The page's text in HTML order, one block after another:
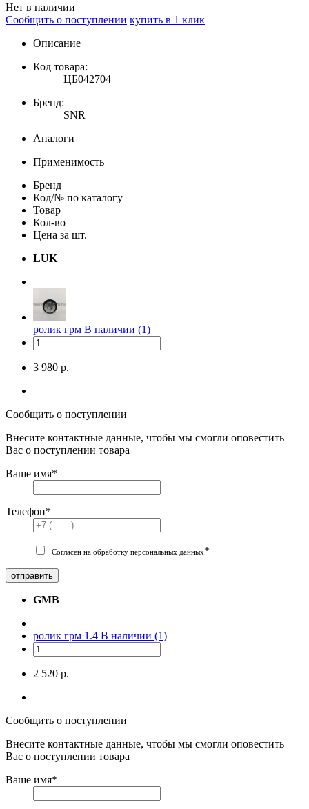
Нет в наличии
Сообщить о поступлении купить в 1 клик
Описание
Код товара:
ЦБ042704
Бренд:
SNR
Аналоги
Применимость
Бренд
Код/№ по каталогу
Товар
Кол-во
Цена за шт.
LUK
ролик грм В наличии (1)
3 980 р.
Сообщить о поступлении
Внесите контактные данные, чтобы мы смогли оповестить
Вас о поступлении товара
Ваше имя*
Телефон*
Согласен на обработку персональных данных*
отправить
GMB
ролик грм 1.4 В наличии (1)
2 520 р.
Сообщить о поступлении
Внесите контактные данные, чтобы мы смогли оповестить
Вас о поступлении товара
Ваше имя*